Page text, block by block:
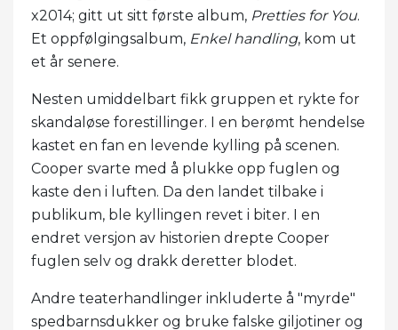
x2014; gitt ut sitt første album, Pretties for You.
Et oppfølgingsalbum, Enkel handling, kom ut
et år senere.
Nesten umiddelbart fikk gruppen et rykte for
skandaløse forestillinger. I en berømt hendelse
kastet en fan en levende kylling på scenen.
Cooper svarte med å plukke opp fuglen og
kaste den i luften. Da den landet tilbake i
publikum, ble kyllingen revet i biter. I en
endret versjon av historien drepte Cooper
fuglen selv og drakk deretter blodet.
Andre teaterhandlinger inkluderte å "myrde"
spedbarnsdukker og bruke falske giljotiner og